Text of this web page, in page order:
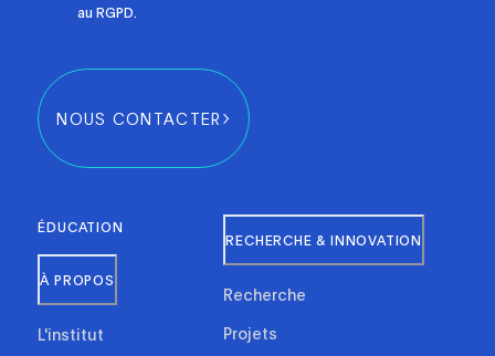
au RGPD.
NOUS CONTACTER
ÉDUCATION
À PROPOS
L'institut
RECHERCHE & INNOVATION
Recherche
Projets